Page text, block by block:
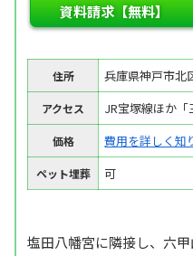
資料請求【無料】
住所 兵庫県神戸市北
アクセス JR宝塚線ほか
価格 費用を詳しく知
ペット埋葬 可
塩田八幡宮に隣接し、六